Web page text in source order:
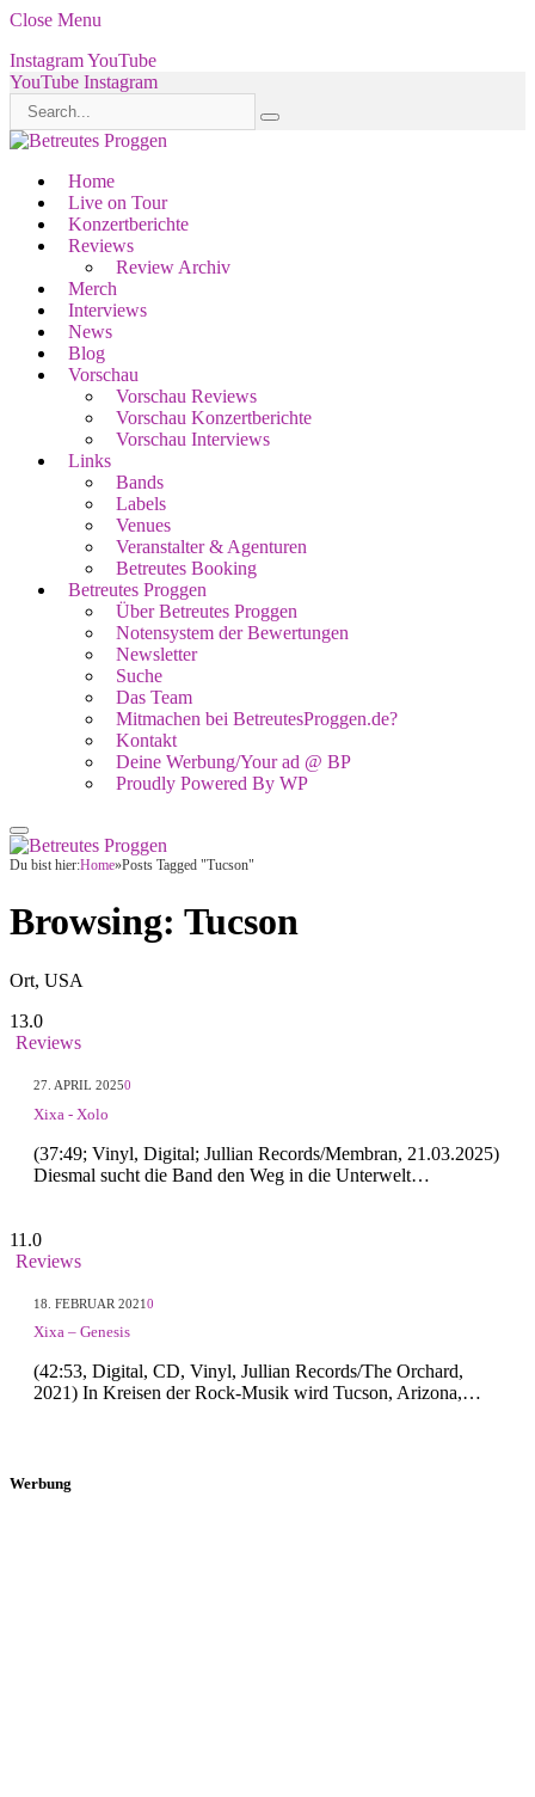
Close Menu
InstagramYouTube
YouTube Instagram
Home
Live on Tour
Konzertberichte
Reviews
Review Archiv
Merch
Interviews
News
Blog
Vorschau
Vorschau Reviews
Vorschau Konzertberichte
Vorschau Interviews
Links
Bands
Labels
Venues
Veranstalter & Agenturen
Betreutes Booking
Betreutes Proggen
Über Betreutes Proggen
Notensystem der Bewertungen
Newsletter
Suche
Das Team
Mitmachen bei BetreutesProggen.de?
Kontakt
Deine Werbung/Your ad @ BP
Proudly Powered By WP
Du bist hier:Home»Posts Tagged "Tucson"
Browsing: Tucson
Ort, USA
13.0
Reviews
27. APRIL 20250
Xixa - Xolo
(37:49; Vinyl, Digital; Jullian Records/Membran, 21.03.2025)
Diesmal sucht die Band den Weg in die Unterwelt…
11.0
Reviews
18. FEBRUAR 20210
Xixa – Genesis
(42:53, Digital, CD, Vinyl, Jullian Records/The Orchard,
2021) In Kreisen der Rock-Musik wird Tucson, Arizona,…
Werbung